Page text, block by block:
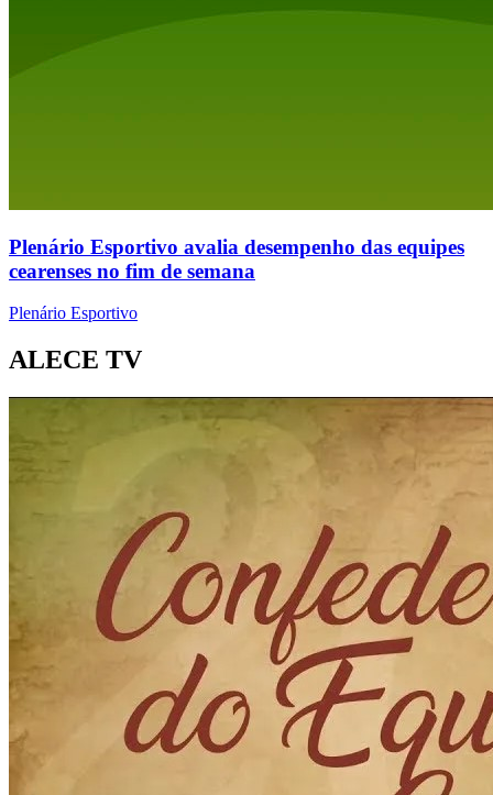
Plenário Esportivo avalia desempenho das equipes
cearenses no fim de semana
Plenário Esportivo
ALECE TV